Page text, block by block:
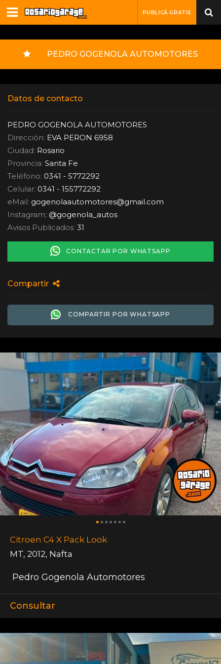
PUBLICÁ GRATIS
PEDRO GOGENOLA AUTOMOTORES
Datos de contacto
PEDRO GOGENOLA AUTOMOTORES
Dirección: EVA PERON 6958
Ciudad: Rosario
Provincia: Santa Fe
Teléfono: 0341 - 5772292
Celular: 0341 - 155772292
eMail: gogenolaautomotores@gmail.com
Instagram: @gogenola_autos
Avisos Publicados: 31
CONTACTAR POR WHATSAPP
Compartir
COMPARTIR POR WHATSAPP
Citroen C4 X Pack Look
MT, 2012, Nafta
Pedro Gogenola Automotores
Consultar